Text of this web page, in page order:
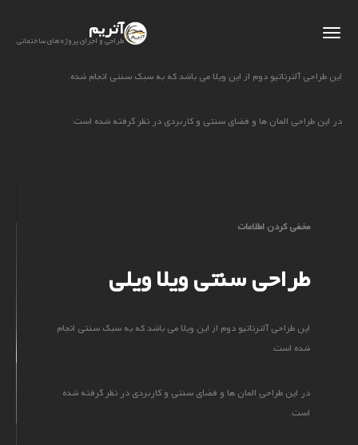
آتریم
طراحی و اجرای پروژه های ساختمانی
این طراحی آلترناتیو دوم از این ویلا می باشد که به سبک سنتی انجام شده.
در این طراحی المان ها و فضای سنتی و کاربردی در نظر گرفته شده است.
مخفی کردن اطلاعات
طراحی سنتی ویلا ویلی
این طراحی آلترناتیو دوم از این ویلا می باشد که به سبک سنتی انجام
شده است.
در این طراحی المان ها و فضای سنتی و کاربردی در نظر گرفته شده
است.